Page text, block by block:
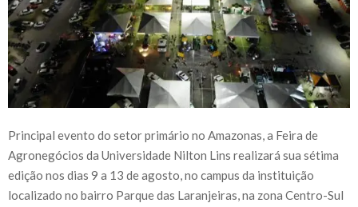
Principal evento do setor primário no Amazonas, a Feira de
Agronegócios da Universidade Nilton Lins realizará sua sétima
edição nos dias 9 a 13 de agosto, no campus da instituição
localizado no bairro Parque das Laranjeiras, na zona Centro-Sul